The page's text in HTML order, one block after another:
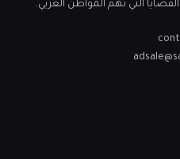
التي تهم المواطن العربي.